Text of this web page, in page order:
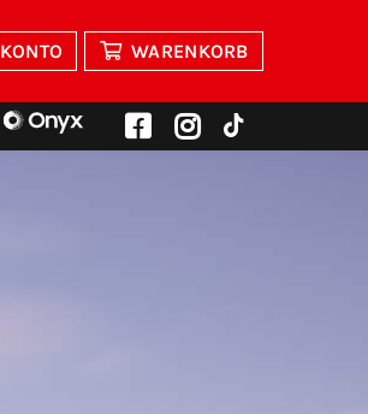
KONTO WARENKORB